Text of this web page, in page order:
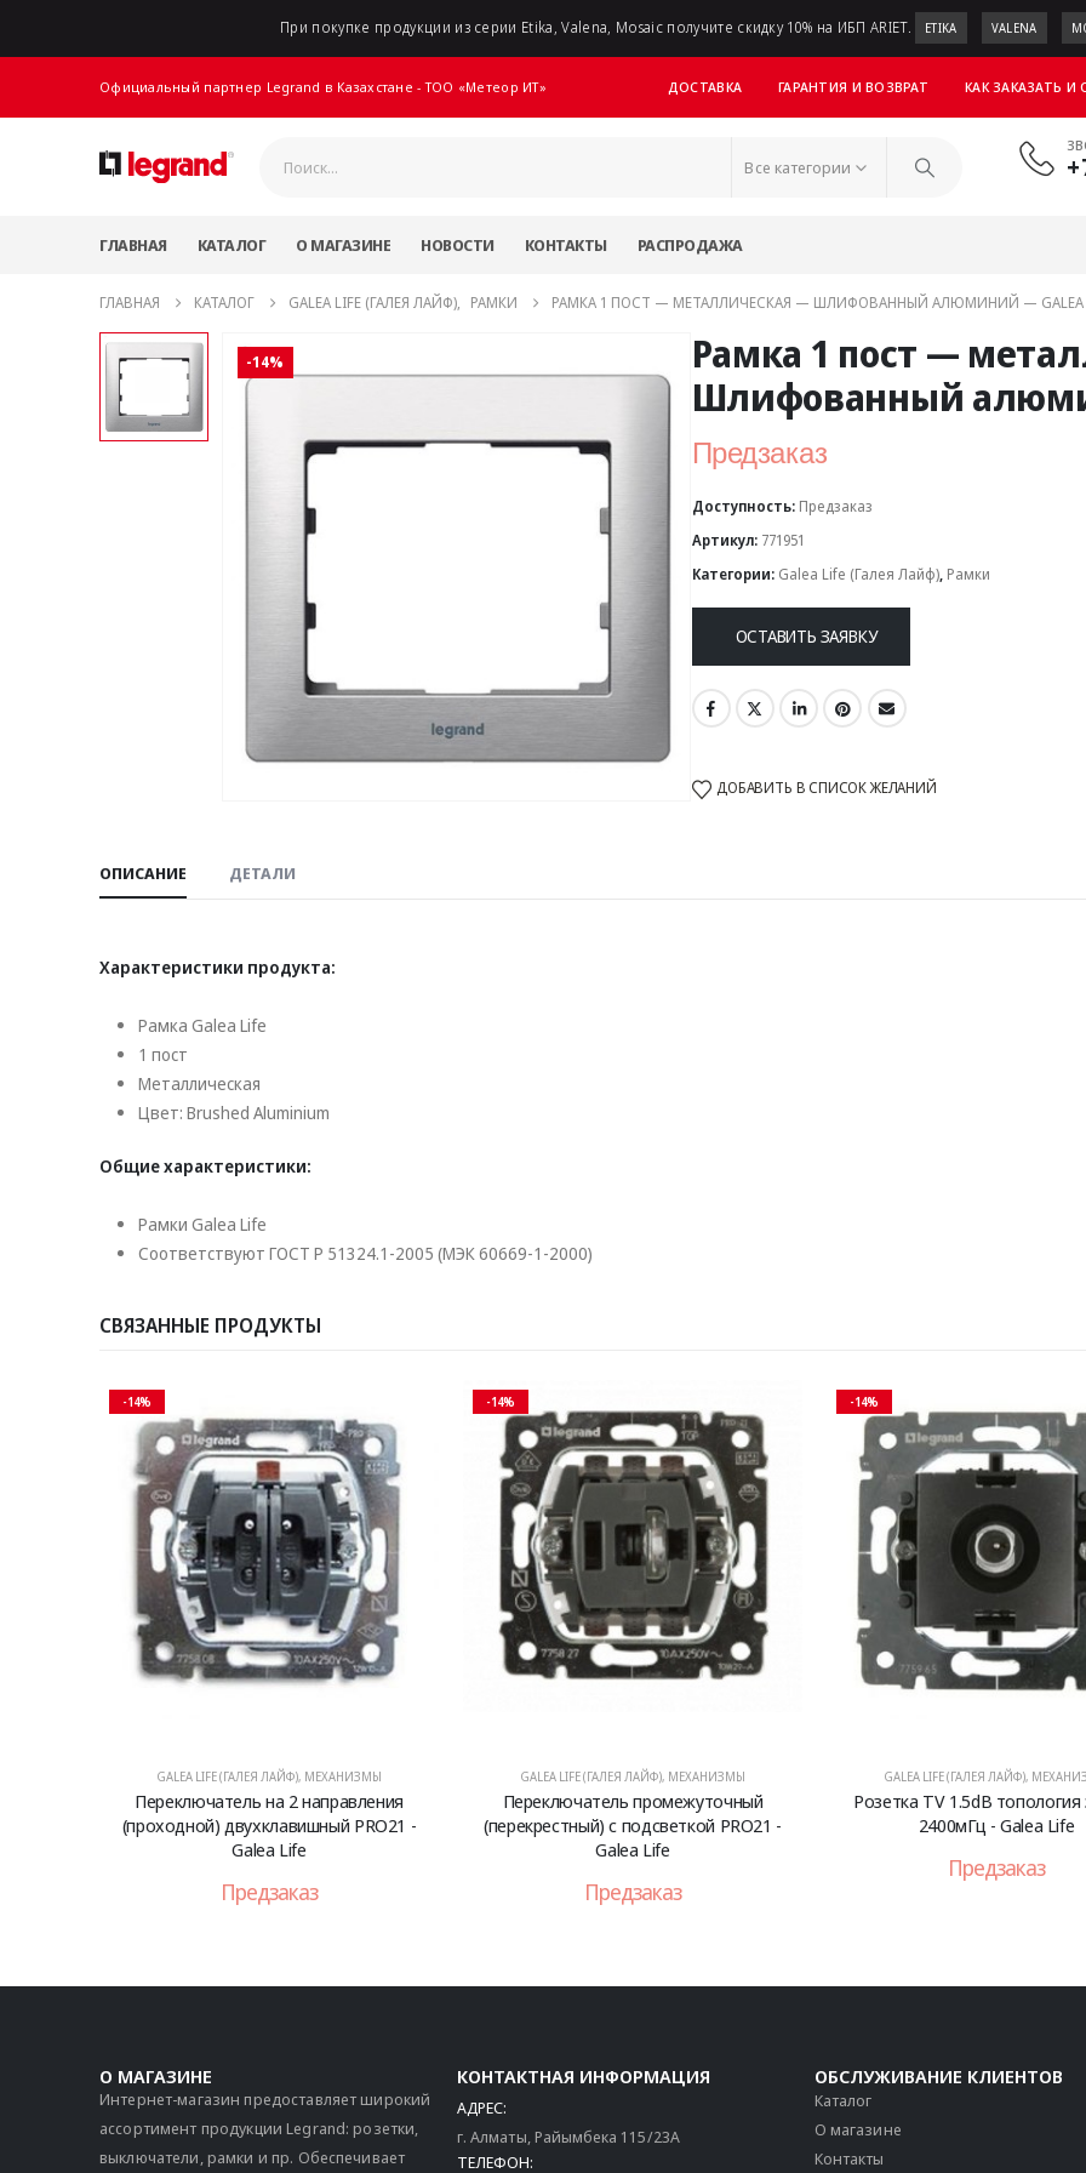
При покупке продукции из серии Etika, Valena, Mosaic получите скидку 10% на ИБП ARIET. ETIKA VALENA
Официальный партнер Legrand в Казахстане - ТОО «Метеор ИТ» ДОСТАВКА ГАРАНТИЯ И ВОЗВРАТ КАК ЗАКАЗАТЬ
Все категории
ГЛАВНАЯ КАТАЛОГ О МАГАЗИНЕ НОВОСТИ КОНТАКТЫ РАСПРОДАЖА
ГЛАВНАЯ КАТАЛОГ GALEA LIFE (ГАЛЕЯ ЛАЙФ), РАМКИ РАМКА 1 ПОСТ — МЕТАЛЛИЧЕСКАЯ — ШЛИФОВАННЫЙ АЛЮМИНИЙ — GALEA
-14%
Рамка 1 пост —
Шлифованный
Предзаказ
Доступность: Предзаказ
Артикул: 771951
Категории: Galea Life (Галея Лайф), Рамки
ОСТАВИТЬ ЗАЯВКУ
ДОБАВИТЬ В СПИСОК ЖЕЛАНИЙ
ОПИСАНИЕ ДЕТАЛИ
Характеристики продукта:
Рамка Galea Life
1 пост
Металлическая
Цвет: Brushed Aluminium
Общие характеристики:
Рамки Galea Life
Соответствуют ГОСТ Р 51324.1-2005 (МЭК 60669-1-2000)
СВЯЗАННЫЕ ПРОДУКТЫ
-14%
GALEA LIFE (ГАЛЕЯ ЛАЙФ), МЕХАНИЗМЫ
Переключатель на 2 направления
(проходной) двухклавишный PRO21 -
Galea Life
Предзаказ
-14%
GALEA LIFE (ГАЛЕЯ ЛАЙФ), МЕХАНИЗМЫ
Переключатель промежуточный
(перекрестный) с подсветкой PRO21 -
Galea Life
Предзаказ
-14%
GALEA LIFE (ГАЛЕЯ ЛАЙФ),
Розетка TV 1.5dB топология
2400мГц - Galea Life
Предзаказ
О МАГАЗИНЕ
Интернет-магазин предоставляет широкий
ассортимент продукции Legrand: розетки,
выключатели, рамки и пр. Обеспечивает
КОНТАКТНАЯ ИНФОРМАЦИЯ
АДРЕС:
г. Алматы, Райымбека 115/23A
ТЕЛЕФОН:
ОБСЛУЖИВАНИЕ КЛИЕНТОВ
Каталог
О магазине
Контакты